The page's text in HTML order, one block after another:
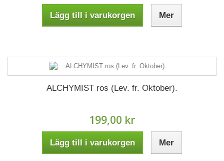
Lägg till i varukorgen Mer
ALCHYMIST ros (Lev. fr. Oktober).
199,00 kr
Lägg till i varukorgen Mer